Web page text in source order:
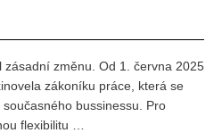
změnu. Od 1. června 2025
zákoníku práce, která se
bussinessu. Pro
flexibilitu …